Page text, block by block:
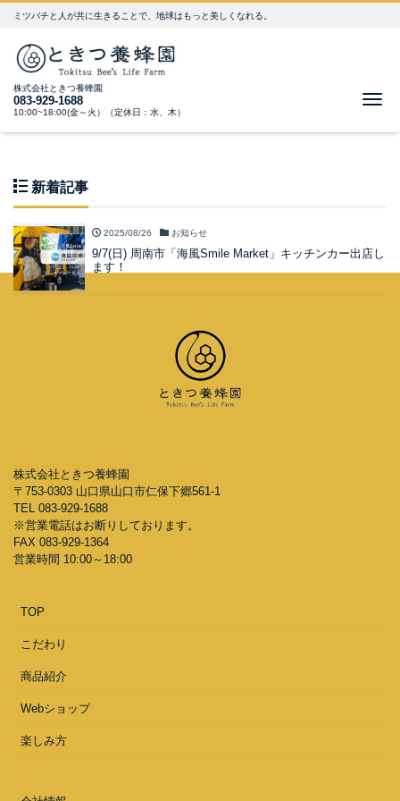
ミツバチと人が共に生きることで、地球はもっと美しくなれる。
株式会社ときつ養蜂園
083-929-1688
10:00~18:00(金～火）（定休日：水、木）
新着記事
2025/08/26 お知らせ
9/7(日) 周南市「海風Smile Market」キッチンカー出店し
ます！
株式会社ときつ養蜂園
〒753-0303 山口県山口市仁保下郷561-1
TEL 083-929-1688
※営業電話はお断りしております。
FAX 083-929-1364
営業時間 10:00～18:00
TOP
こだわり
商品紹介
Webショップ
楽しみ方